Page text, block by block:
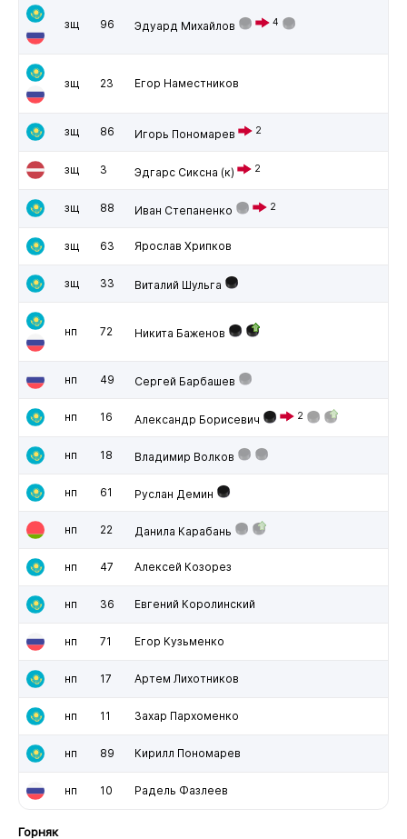
зщ 96 Эдуард Михайлов 4
зщ 23 Егор Наместников
зщ 86 Игорь Пономарев 2
зщ 3 Эдгарс Сиксна (к) 2
зщ 88 Иван Степаненко 2
зщ 63 Ярослав Хрипков
зщ 33 Виталий Шульга
нп 72 Никита Баженов
нп 49 Сергей Барбашев
нп 16 Александр Борисевич 2
нп 18 Владимир Волков
нп 61 Руслан Демин
нп 22 Данила Карабань
нп 47 Алексей Козорез
нп 36 Евгений Королинский
нп 71 Егор Кузьменко
нп 17 Артем Лихотников
нп 11 Захар Пархоменко
нп 89 Кирилл Пономарев
нп 10 Радель Фазлеев
Горняк